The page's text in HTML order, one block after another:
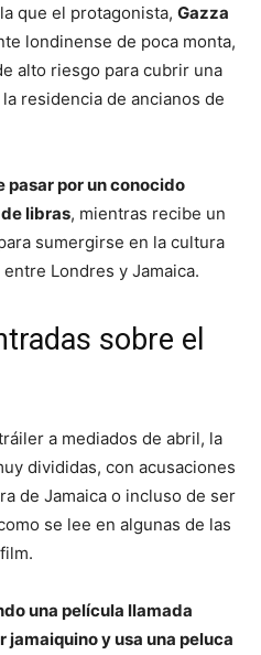
que el protagonista, Gazza
londinense de poca monta,
alto riesgo para cubrir una
residencia de ancianos de
pasar por un conocido
libras, mientras recibe un
sumergirse en la cultura
Londres y Jamaica.
sobre el
a mediados de abril, la
divididas, con acusaciones
de Jamaica o incluso de ser
se lee en algunas de las
una película llamada
jamaiquino y usa una peluca